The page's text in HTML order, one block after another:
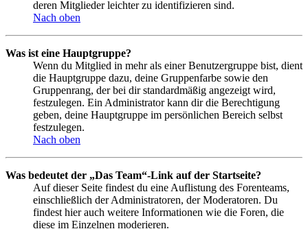
deren Mitglieder leichter zu identifizieren sind.
Nach oben
Was ist eine Hauptgruppe?
Wenn du Mitglied in mehr als einer Benutzergruppe bist, dient
die Hauptgruppe dazu, deine Gruppenfarbe sowie den
Gruppenrang, der bei dir standardmäßig angezeigt wird,
festzulegen. Ein Administrator kann dir die Berechtigung
geben, deine Hauptgruppe im persönlichen Bereich selbst
festzulegen.
Nach oben
Was bedeutet der „Das Team“-Link auf der Startseite?
Auf dieser Seite findest du eine Auflistung des Forenteams,
einschließlich der Administratoren, der Moderatoren. Du
findest hier auch weitere Informationen wie die Foren, die
diese im Einzelnen moderieren.